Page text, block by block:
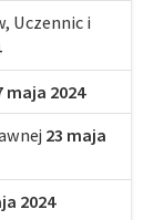
Uczennic i
maja 2024
23 maja
2024